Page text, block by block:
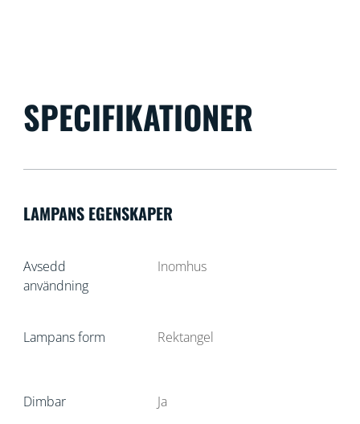
SPECIFIKATIONER
LAMPANS EGENSKAPER
Avsedd
användning
Inomhus
Lampans form Rektangel
Dimbar Ja